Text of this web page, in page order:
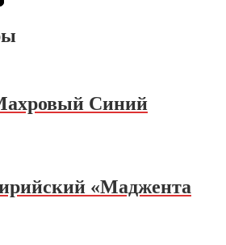
Синий
«Маджента